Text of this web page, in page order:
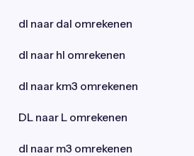
dl naar dal omrekenen
dl naar hl omrekenen
dl naar km3 omrekenen
DL naar L omrekenen
dl naar m3 omrekenen